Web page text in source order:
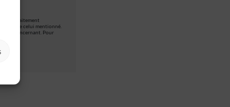
d’un traitement
que celui mentionné.
vous concernant. Pour